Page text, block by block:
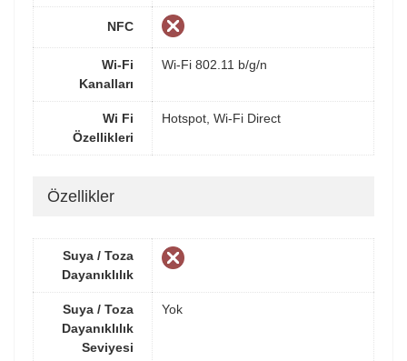
NFC
Wi-Fi
Kanalları
Wi-Fi 802.11 b/g/n
Wi Fi
Özellikleri
Hotspot, Wi-Fi Direct
Özellikler
Suya / Toza
Dayanıklılık
Suya / Toza
Dayanıklılık
Seviyesi
Yok